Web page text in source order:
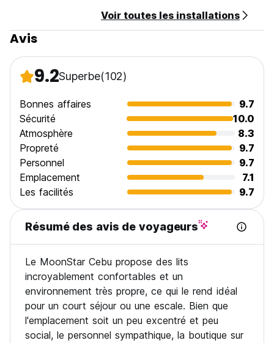
Voir toutes les installations
Avis
9.2Superbe(102)
Bonnes affaires
9.7
Sécurité
10.0
Atmosphère
8.3
Propreté
9.7
Personnel
9.7
Emplacement
7.1
Les facilités
9.7
Résumé des avis de voyageurs
Le MoonStar Cebu propose des lits
incroyablement confortables et un
environnement très propre, ce qui le rend idéal
pour un court séjour ou une escale. Bien que
l'emplacement soit un peu excentré et peu
social, le personnel sympathique, la boutique sur